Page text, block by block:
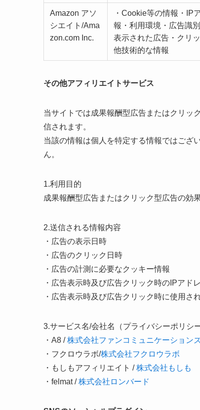
Amazon アソ
シエイト/Ama
zon.com Inc.
・Cookie等の情報・IP
報・利用環境・広告識
表示された広告・クリ
他技術的な情報
その他アフィリエイトサービス
当サイトでは成果報酬型広告またはクリッ
信されます。
当該の情報は個人を特定する情報ではござ
ん。
1.利用目的
成果報酬型広告またはクリック型広告の効
2.送信される情報内容
・広告の表示日時
・広告のクリック日時
・広告の計測に必要なクッキー情報
・広告表示時及び広告クリック時のIPアド
・広告表示時及び広告クリック時に使用
3.サービス名/会社名（プライバシーポリシー
・A8 /株式会社ファンコミュニケーション
・フクロウラボ/株式会社フクロウラボ
・もしもアフィリエイト /株式会社もしも
・felmat /株式会社ロンバード